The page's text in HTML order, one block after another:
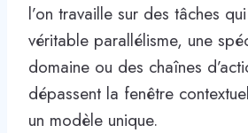
l’on travaille sur des tâches
véritable parallélisme, une
domaine ou des chaînes
dépassent la fenêtre
un modèle unique.